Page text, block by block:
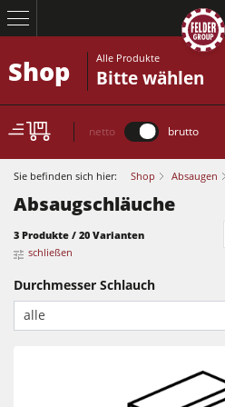
Kreissägen und
Fräsmaschinen
Kreissägen und
Fräsmaschinen
Shop Alle Produkte
Bitte wählen
netto brutto
Sie befinden sich hier: Shop Absaugen
Absaugschläuche
3 Produkte / 20 Varianten
schließen
Durchmesser Schlauch
alle